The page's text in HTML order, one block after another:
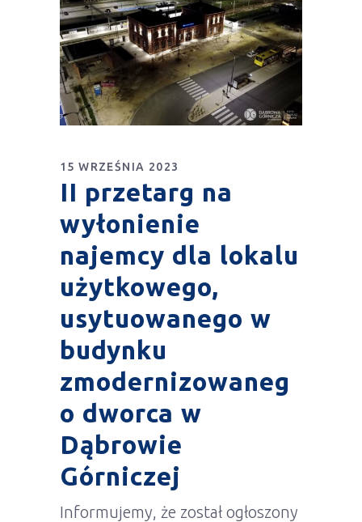
15 WRZEŚNIA 2023
II przetarg na
wyłonienie
najemcy dla lokalu
użytkowego,
usytuowanego w
budynku
zmodernizowaneg
o dworca w
Dąbrowie
Górniczej
Informujemy, że został ogłoszony